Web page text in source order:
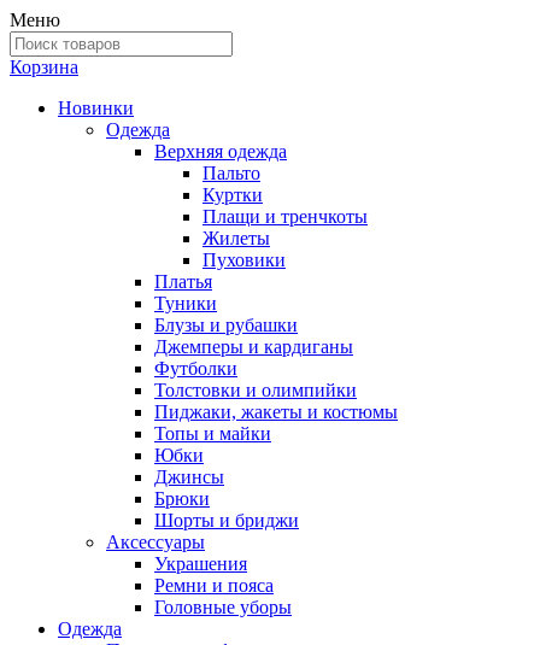
Меню
Корзина
Новинки
Одежда
Верхняя одежда
Пальто
Куртки
Плащи и тренчкоты
Жилеты
Пуховики
Платья
Туники
Блузы и рубашки
Джемперы и кардиганы
Футболки
Толстовки и олимпийки
Пиджаки, жакеты и костюмы
Топы и майки
Юбки
Джинсы
Брюки
Шорты и бриджи
Аксессуары
Украшения
Ремни и пояса
Головные уборы
Одежда